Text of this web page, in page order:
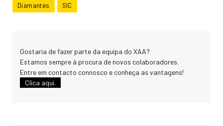
Diamantes SIC
Gostaria de fazer parte da equipa do XAA?
Estamos sempre à procura de novos colaboradores.
Entre em contacto connosco e conheça as vantagens!
Clica aqui.